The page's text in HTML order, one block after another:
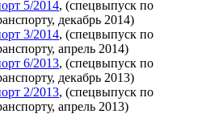
5/2014, (спецвыпуск по
декабрь 2014)
3/2014, (спецвыпуск по
апрель 2014)
6/2013, (спецвыпуск по
декабрь 2013)
2/2013, (спецвыпуск по
апрель 2013)